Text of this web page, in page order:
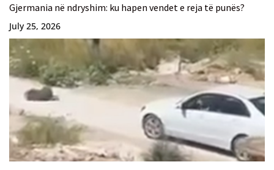
Gjermania në ndryshim: ku hapen vendet e reja të punës?
July 25, 2026